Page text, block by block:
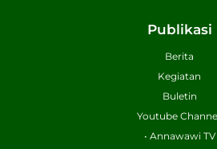
Publikasi
Berita
Kegiatan
Buletin
Youtube
• Annawawi TV